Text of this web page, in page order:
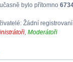
bylo přítomno
Žádní
, Moderátoři